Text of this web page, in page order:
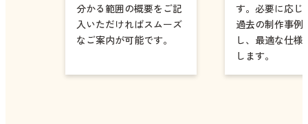
分かる範囲の概要をご記
入いただければスムーズ
なご案内が可能です。
す。必要に応じ
過去の制作事例
し、最適な仕様
します。